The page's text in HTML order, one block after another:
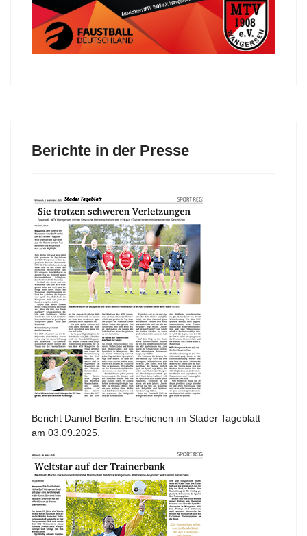
Berichte in der Presse
Bericht Daniel Berlin. Erschienen im Stader Tageblatt
am 03.09.2025.